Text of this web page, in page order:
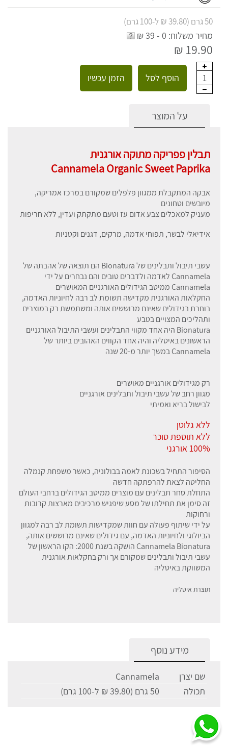
50 גרם (39.80 ₪ ל-100 גרם)
מחיר משלוח: 0 - 39 ₪
19.90 ₪
1 הוסף לסל הזמן עכשיו
על המוצר
תבלין פפריקה מתוקה אורגנית
Cannamela Organic Sweet Paprika
אבקה המתקבלת ממגוון פלפלים שמקורם במרכז אמריקה,
מיובשים וטחונים
מעניק למאכלים צבע אדום עז וטעם מתקתק ועדין, ללא חריפות
אידיאלי לבשר, תפוחי אדמה, מרקים, דגנים וקטניות
עשבי תיבול ותבלינים של Bionatura הם תוצאה של אהבתה של
Cannamela לאדמה ולדברים טובים והם נבחרים על ידי
Cannamela ממיטב הגידולים האורגניים המאושרים
החקלאות האורגנית מקדישה תשומת לב רבה לחיוניות האדמה,
בוחרת בגידולים שאינם מרוששים אותה ומשתמשת רק במוצרים
ותהליכים המצויים בטבע
Bionatura היה אחד מקווי התבלינים ועשבי התיבול האורגניים
הראשונים באיטליה והיה אחד הקווים האהובים ביותר של
Cannamela במשך יותר מ-20 שנה
רק מגידולים אורגניים מאושרים
מגוון רחב של עשבי תיבול ותבלינים אורגניים
לבישול בריא ואמיתי
ללא גלוטן
ללא תוספת סוכר
100% אורגני
הסיפור התחיל בשכונת לאמה בבולוניה, כאשר משפחת קנמלה
החליטה לצאת להרפתקה חדשה
התחלת סחר תבלינים עם מוצרים ממיטב הגידולים ברחבי העולם
זה סימן את תחילתו של מסע שיפגיש מרכיבים מארצות קרובות
ורחוקות
על ידי שיתוף פעולה עם חוות שמקדישות תשומת לב רבה למגוון
הביולוגי ולחיוניות האדמה, עם גידולים שאינם מרוששים אותה,
Cannamela Bionatura הושקה בשנת 2000: הקו הראשון של
עשבי תיבול ותבלינים שמקורם אך ורק בחקלאות אורגנית
המשווקת באיטליה
תוצרת איטליה
מידע נוסף
שם יצרן
Cannamela
תכולה
50 גרם (39.80 ₪ ל-100 גרם)